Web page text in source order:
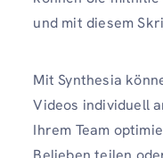
und mit diesem
Mit Synthesia
Videos individuell
Ihrem Team